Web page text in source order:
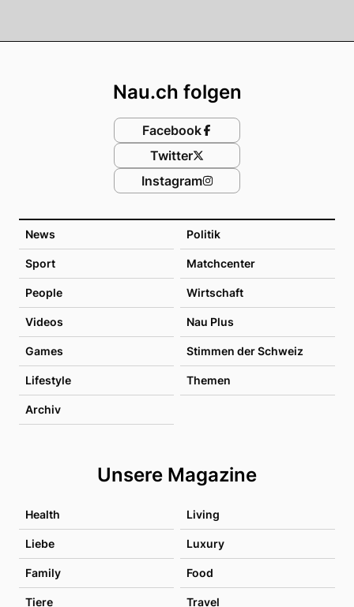
News Politik
Sport Matchcenter
People Wirtschaft
Videos Nau Plus
Games Stimmen der Schweiz
Lifestyle Themen
Archiv
Unsere Magazine
Health Living
Liebe Luxury
Family Food
Tiere Travel
Nau.ch folgen
Facebook
Twitter
Instagram